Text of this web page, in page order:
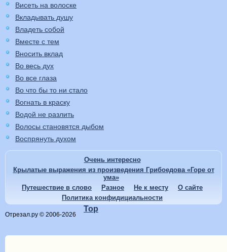
Висеть на волоске
Вкладывать душу
Владеть собой
Вместе с тем
Вносить вклад
Во весь дух
Во все глаза
Во что бы то ни стало
Вогнать в краску
Водой не разлить
Волосы становятся дыбом
Воспрянуть духом
Очень интересно
Крылатые выражения из произведения Грибоедова «Горе от
ума»
Путешествие в слово
Разное Не к месту
О сайте
Политика конфидициальности
Отрезал.ру © 2006-2026
Top